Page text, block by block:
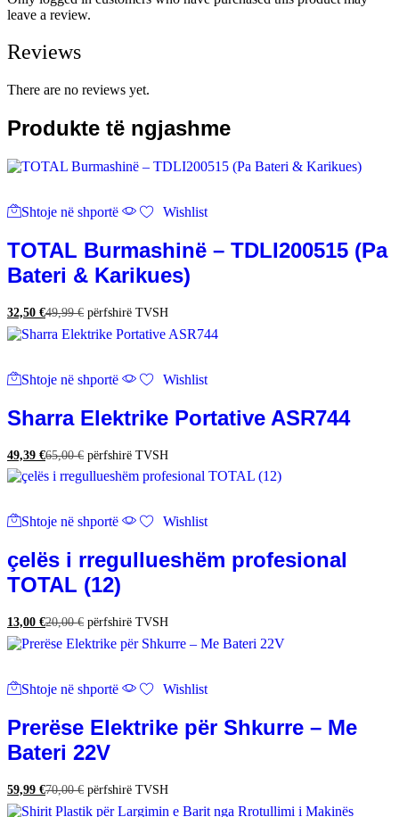
leave a review.
Reviews
There are no reviews yet.
Produkte të ngjashme
Shtoje në shportë Wishlist
TOTAL Burmashinë – TDLI200515 (Pa
Bateri & Karikues)
32,50 €49,99€ përfshirë TVSH
Shtoje në shportë Wishlist
Sharra Elektrike Portative ASR744
49,39 €65,00€ përfshirë TVSH
Shtoje në shportë Wishlist
çelës i rregullueshëm profesional
TOTAL (12)
13,00 €20,00€ përfshirë TVSH
Shtoje në shportë Wishlist
Prerëse Elektrike për Shkurre – Me
Bateri 22V
59,99 €70,00€ përfshirë TVSH